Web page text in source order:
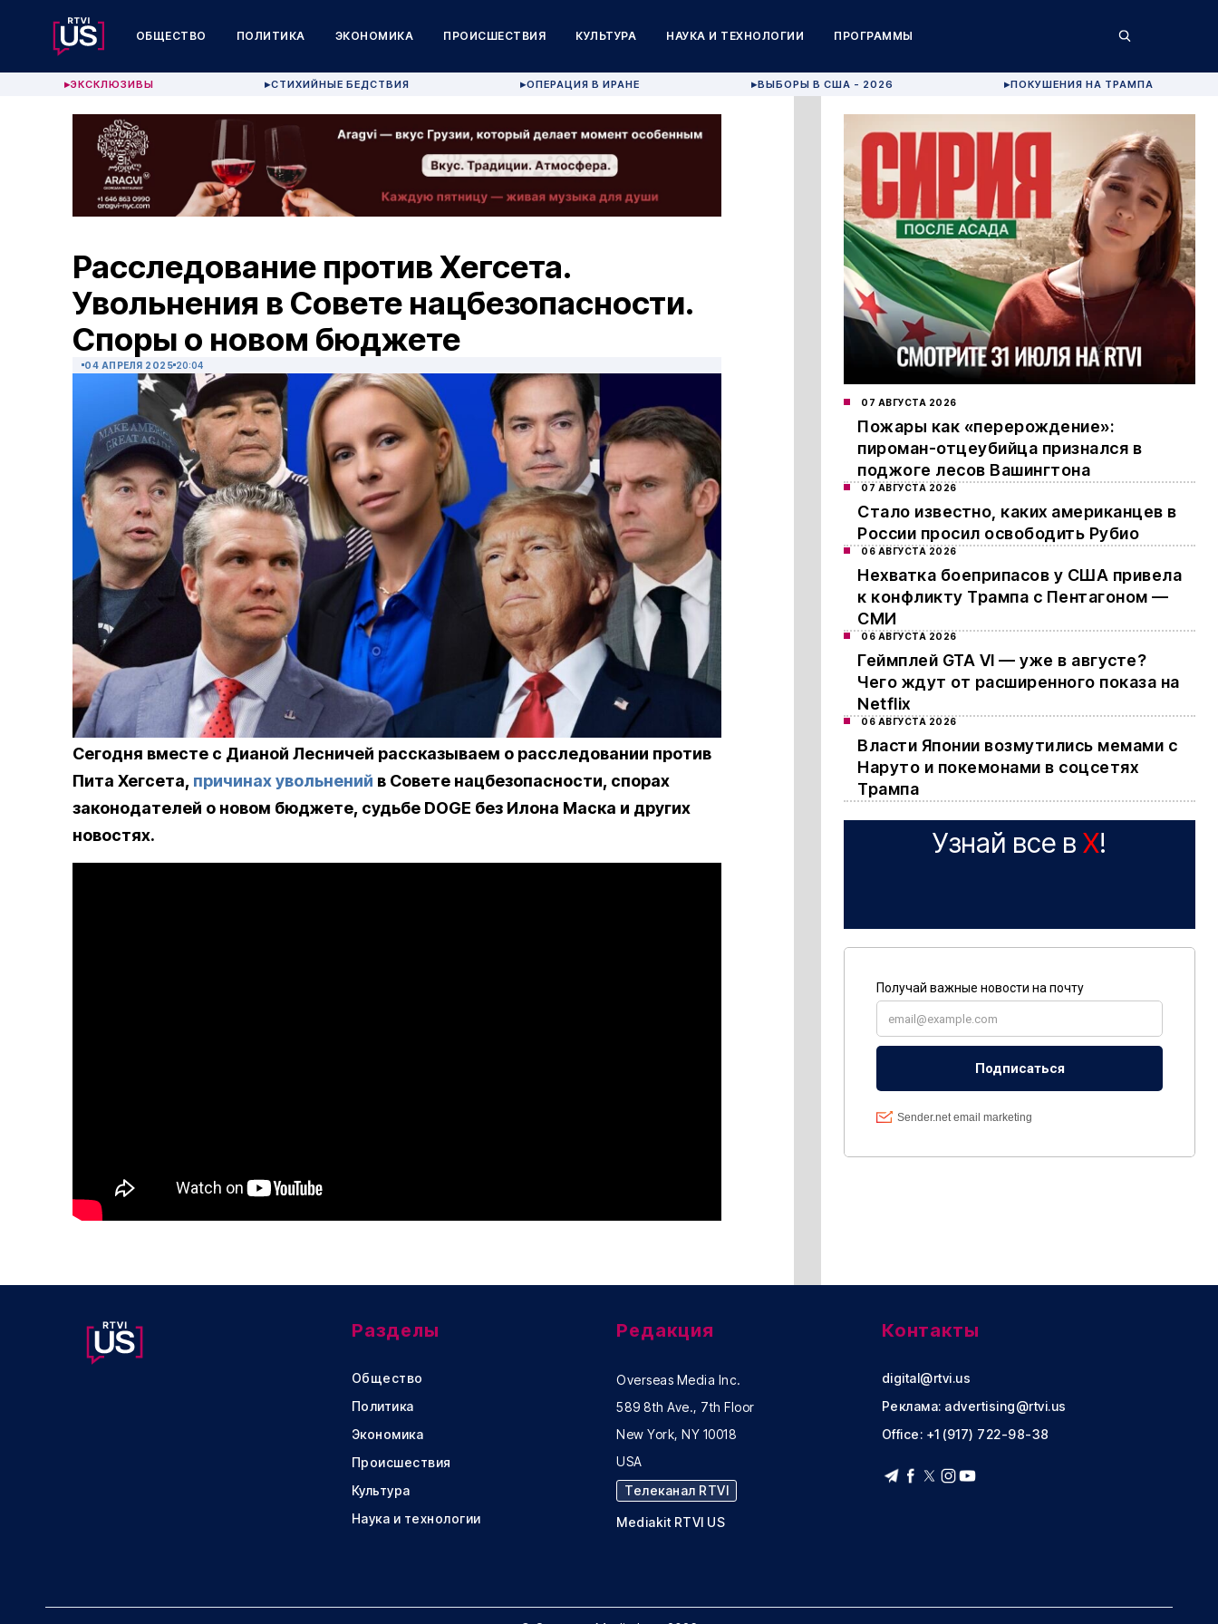
ОБЩЕСТВО ПОЛИТИКА ЭКОНОМИКА ПРОИСШЕСТВИЯ КУЛЬТУРА НАУКА И ТЕХНОЛОГИИ ПРОГРАММЫ
▶ЭКСКЛЮЗИВЫ ▶СТИХИЙНЫЕ БЕДСТВИЯ ▶ОПЕРАЦИЯ В ИРАНЕ ▶ВЫБОРЫ В США - 2026 ▶ПОКУШЕНИЯ НА ТРАМПА
Расследование против Хегсета.
Увольнения в Совете нацбезопасности.
Споры о новом бюджете
04 АПРЕЛЯ 2025 20:04
Сегодня вместе с Дианой Лесничей рассказываем о расследовании против
Пита Хегсета, причинах увольнений в Совете нацбезопасности, спорах
законодателей о новом бюджете, судьбе DOGE без Илона Маска и других
новостях.
07 АВГУСТА 2026
Пожары как «перерождение»:
пироман-отцеубийца признался в
поджоге лесов Вашингтона
07 АВГУСТА 2026
Стало известно, каких американцев в
России просил освободить Рубио
06 АВГУСТА 2026
Нехватка боеприпасов у США привела
к конфликту Трампа с Пентагоном —
СМИ
06 АВГУСТА 2026
Геймплей GTA VI — уже в августе?
Чего ждут от расширенного показа на
Netflix
06 АВГУСТА 2026
Власти Японии возмутились мемами с
Наруто и покемонами в соцсетях
Трампа
Узнай все в X!
Разделы
Общество
Политика
Экономика
Происшествия
Культура
Наука и технологии
Редакция
Overseas Media Inc.
589 8th Ave., 7th Floor
New York, NY 10018
USA
Телеканал RTVI
Mediakit RTVI US
Контакты
digital@rtvi.us
Реклама: advertising@rtvi.us
Office: +1 (917) 722-98-38